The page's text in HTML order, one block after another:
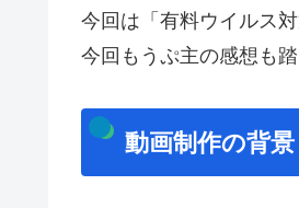
今回は「有料ウイルス
今回もうぷ主の感想も
動画制作の背景